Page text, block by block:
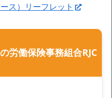
ス）リーフレット
労働保険事務組合RJC